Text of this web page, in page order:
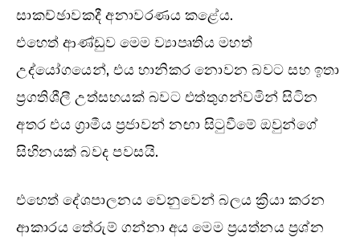
සාකච්ඡාවකදී අනාවරණය කළේය.
එහෙත් ආණ්ඩුව මෙම ව්‍යාපෘතිය මහත්
උද්යෝගයෙන්, එය හානිකර නොවන බවට සහ ඉතා
ප්‍රගතිශීලී උත්සහයක් බවට එත්තුගන්වමින් සිටින
අතර එය ග්‍රාමීය ප්‍රජාවන් නඟා සිටුවීමේ ඔවුන්ගේ
සිහිනයක් බවද පවසයි.
එහෙත් දේශපාලනය වෙනුවෙන් බලය ක්‍රියා කරන
ආකාරය තේරුම් ගන්නා අය මෙම ප්‍රයත්නය ප්‍රශ්න